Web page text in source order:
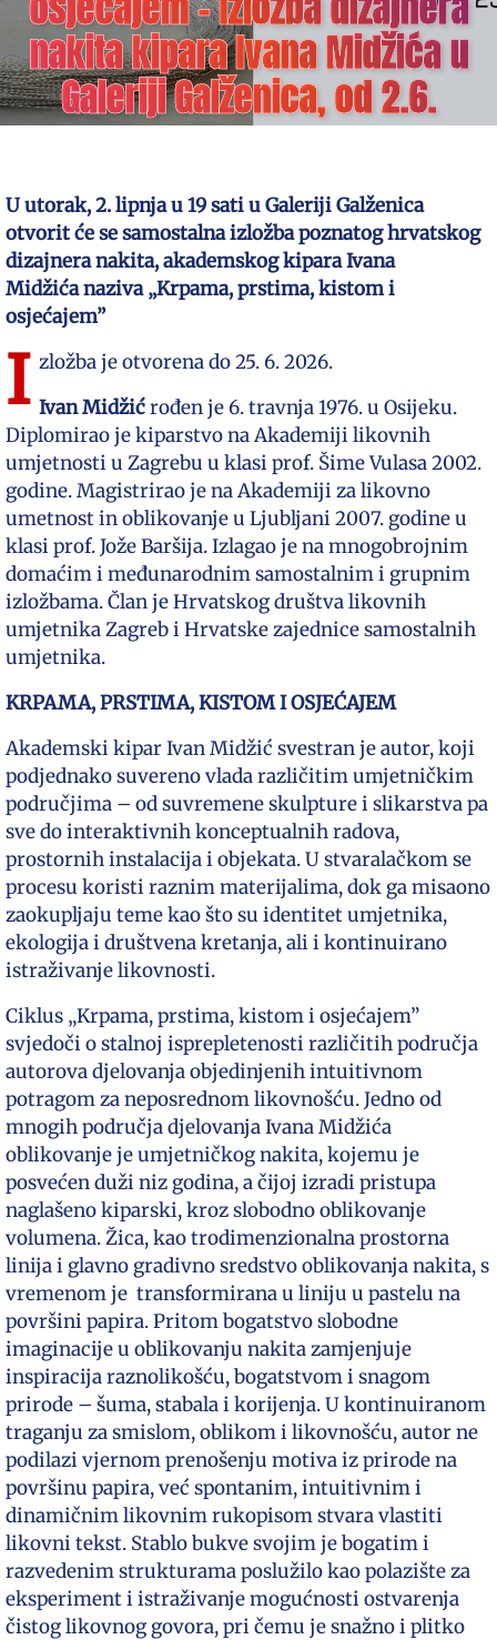
nakita kipara Ivana Midžića u
Galeriji Galženica, od 2.6.
U utorak, 2. lipnja u 19 sati u Galeriji Galženica
otvorit će se samostalna izložba poznatog hrvatskog
dizajnera nakita, akademskog kipara Ivana
Midžića naziva „Krpama, prstima, kistom i
osjećajem”
I zložba je otvorena do 25. 6. 2026.
Ivan Midžićrođen je 6. travnja 1976. u Osijeku.
Diplomirao je kiparstvo na Akademiji likovnih
umjetnosti u Zagrebu u klasi prof. Šime Vulasa 2002.
godine. Magistrirao je na Akademiji za likovno
umetnost in oblikovanje u Ljubljani 2007. godine u
klasi prof. Jože Baršija. Izlagao je na mnogobrojnim
domaćim i međunarodnim samostalnim i grupnim
izložbama. Član je Hrvatskog društva likovnih
umjetnika Zagreb i Hrvatske zajednice samostalnih
umjetnika.
KRPAMA, PRSTIMA, KISTOM I OSJEĆAJEM
Akademski kipar Ivan Midžić svestran je autor, koji
podjednako suvereno vlada različitim umjetničkim
područjima – od suvremene skulpture i slikarstva pa
sve do interaktivnih konceptualnih radova,
prostornih instalacija i objekata. U stvaralačkom se
procesu koristi raznim materijalima, dok ga misaono
zaokupljaju teme kao što su identitet umjetnika,
ekologija i društvena kretanja, ali i kontinuirano
istraživanje likovnosti.
Ciklus „Krpama, prstima, kistom i osjećajem”
svjedoči o stalnoj isprepletenosti različitih područja
autorova djelovanja objedinjenih intuitivnom
potragom za neposrednom likovnošću. Jedno od
mnogih područja djelovanja Ivana Midžića
oblikovanje je umjetničkog nakita, kojemu je
posvećen duži niz godina, a čijoj izradi pristupa
naglašeno kiparski, kroz slobodno oblikovanje
volumena. Žica, kao trodimenzionalna prostorna
linija i glavno gradivno sredstvo oblikovanja nakita, s
vremenom je transformirana u liniju u pastelu na
površini papira. Pritom bogatstvo slobodne
imaginacije u oblikovanju nakita zamjenjuje
inspiracija raznolikošću, bogatstvom i snagom
prirode – šuma, stabala i korijenja. U kontinuiranom
traganju za smislom, oblikom i likovnošću, autor ne
podilazi vjernom prenošenju motiva iz prirode na
površinu papira, već spontanim, intuitivnim i
dinamičnim likovnim rukopisom stvara vlastiti
likovni tekst. Stablo bukve svojim je bogatim i
razvedenim strukturama poslužilo kao polazište za
eksperiment i istraživanje mogućnosti ostvarenja
čistog likovnog govora, pri čemu je snažno i plitko